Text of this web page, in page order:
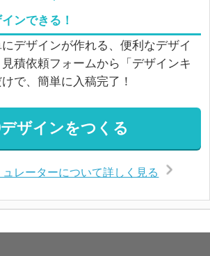
ンできる！
デザインが作れる、便利なデザイ
積依頼フォームから「デザインキ
で、簡単に入稿完了！
デザインをつくる
レーターについて詳しく見る